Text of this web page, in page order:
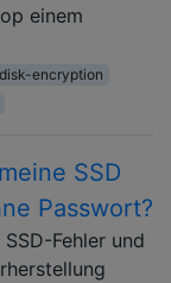
einem
disk-encryption
SSD
Passwort?
Fehler und